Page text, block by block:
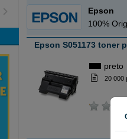
Epson
100%
Epson S051173 toner
preto
20 000